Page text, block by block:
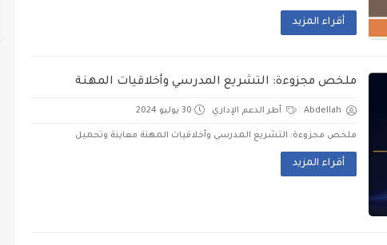
أقراء المزيد
ملخص مجزوءة: التشريع المدرسي وأخلاقيات المهنة
Abdellah أطر الدعم الإداري 30 يوليو 2024
ملخص مجزوءة: التشريع المدرسي وأخلاقيات المهنة معاينة وتحميل
أقراء المزيد